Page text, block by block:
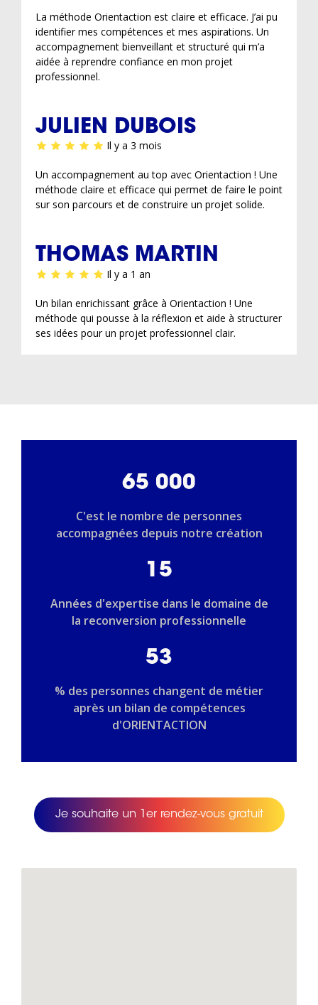
La méthode Orientaction est claire et efficace. J’ai pu
identifier mes compétences et mes aspirations. Un
accompagnement bienveillant et structuré qui m’a
aidée à reprendre confiance en mon projet
professionnel.
JULIEN DUBOIS
Il y a 3 mois
Un accompagnement au top avec Orientaction ! Une
méthode claire et efficace qui permet de faire le point
sur son parcours et de construire un projet solide.
THOMAS MARTIN
Il y a 1 an
Un bilan enrichissant grâce à Orientaction ! Une
méthode qui pousse à la réflexion et aide à structurer
ses idées pour un projet professionnel clair.
65 000
C'est le nombre de personnes
accompagnées depuis notre création
15
Années d'expertise dans le domaine de
la reconversion professionnelle
53
% des personnes changent de métier
après un bilan de compétences
d'ORIENTACTION
Je souhaite un 1er rendez-vous gratuit